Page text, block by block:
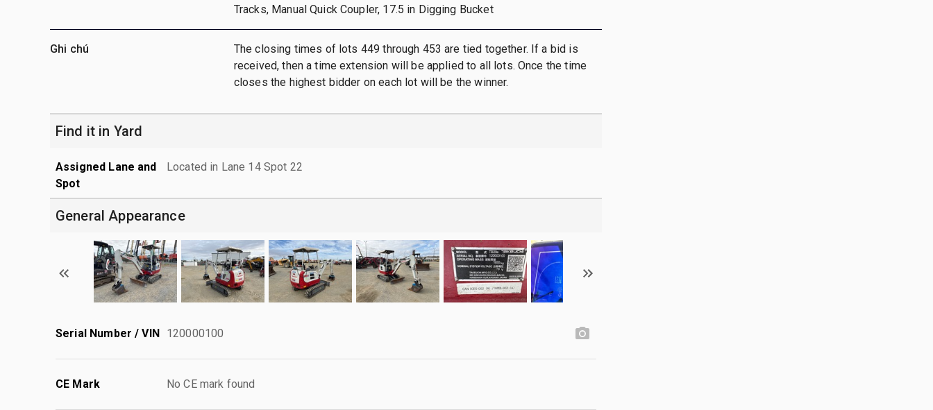
Tracks, Manual Quick Coupler, 17.5 in Digging Bucket
Ghi chú
The closing times of lots 449 through 453 are tied together. If a bid is
received, then a time extension will be applied to all lots. Once the time
closes the highest bidder on each lot will be the winner.
Find it in Yard
Assigned Lane and
Spot
Located in Lane 14 Spot 22
General Appearance
Serial Number / VIN 120000100
CE Mark No CE mark found